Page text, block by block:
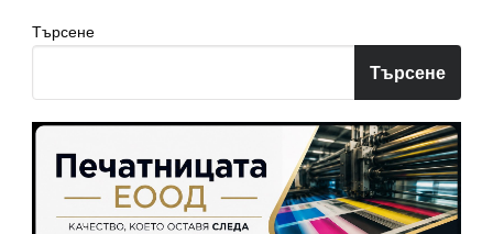
Търсене
Търсене